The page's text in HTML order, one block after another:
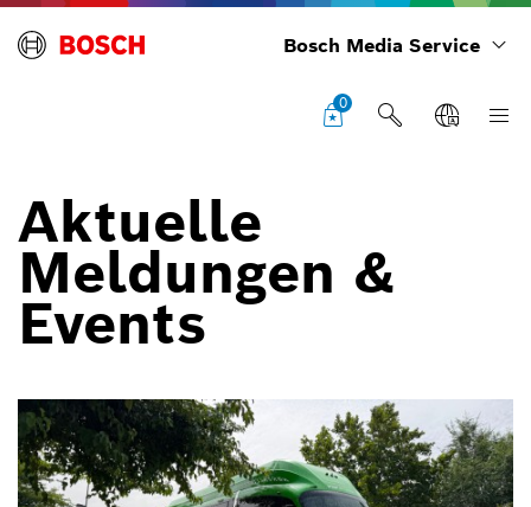
Bosch Media Service
0
Aktuelle
Meldungen &
Events